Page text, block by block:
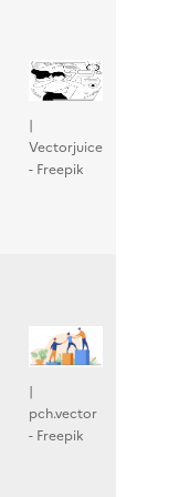
|
Vectorjuice
- Freepik
|
pch.vector
- Freepik